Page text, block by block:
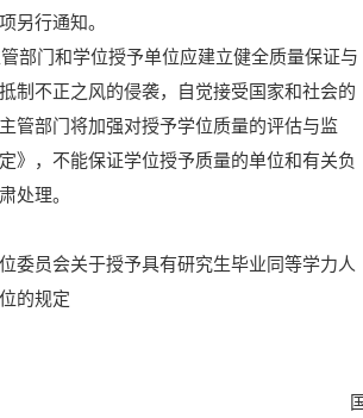
另行通知。
部门和学位授予单位应建立健全质量保证与
制不正之风的侵袭，自觉接受国家和社会的
管部门将加强对授予学位质量的评估与监
》，不能保证学位授予质量的单位和有关负
处理。
委员会关于授予具有研究生毕业同等学力人
的规定